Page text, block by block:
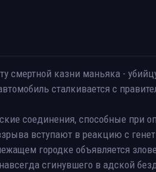
смертной казни маньяка -
сталкивается с
соединения, способные при
вступают в реакцию с
городке объявляется
сгинувшего в адской